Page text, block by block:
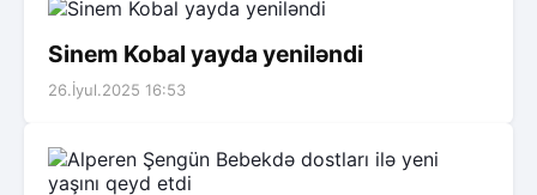
Sinem Kobal yayda yeniləndi
26.İyul.2025 16:53